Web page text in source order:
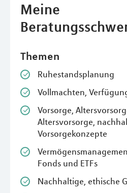
Meine
Themen
Ruhestandsplanung
Vollmachten,
Vorsorge,
Altersvorsorge,
Vorsorgekonzepte
Fonds und ETFs
Nachhaltige, ethische